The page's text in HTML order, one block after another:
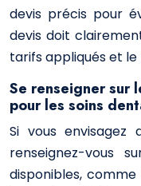
devis précis pour
devis doit
tarifs appliqués et
Se renseigner sur
pour les soins
Si vous envisagez
renseignez-vous
disponibles,